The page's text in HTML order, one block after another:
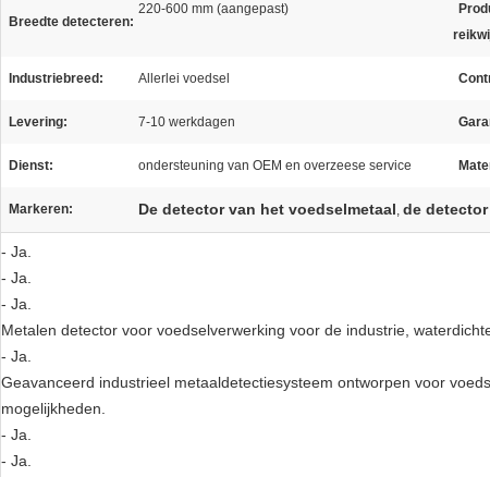
Breedte detecteren:
220-600 mm (aangepast)
Industriebreed: Allerlei voedsel
Levering: 7-10 werkdagen
Dienst: ondersteuning van OEM en overzeese service
Markeren: De detector van het voedselmetaal, de
- Ja.
- Ja.
- Ja.
Metalen detector voor voedselverwerking voor de industrie,
- Ja.
Geavanceerd industrieel metaaldetectiesysteem ontworpen voor
mogelijkheden.
- Ja.
- Ja.